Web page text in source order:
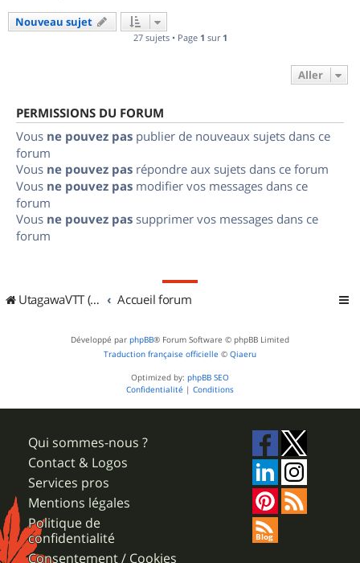
Nouveau sujet
27 sujets • Page 1 sur 1
Aller
PERMISSIONS DU FORUM
Vous ne pouvez pas publier de nouveaux sujets dans ce
forum
Vous ne pouvez pas répondre aux sujets dans ce forum
Vous ne pouvez pas modifier vos messages dans ce
forum
Vous ne pouvez pas supprimer vos messages dans ce
forum
UtagawaVTT (Randos VTT et VTTAE avec traces GPS) Accueil forum
Développé par phpBB® Forum Software © phpBB Limited
Traduction française officielle © Qiaeru
Optimized by: phpBB SEO
Confidentialité | Conditions
Qui sommes-nous ?
Contact & Logos
Services pros
Mentions légales
Politique de
confidentialité
Consentement / Cookies